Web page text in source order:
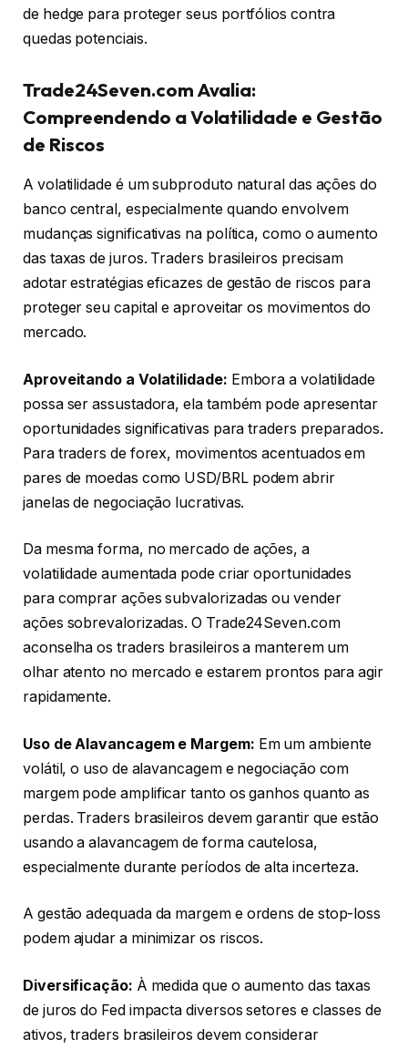
de hedge para proteger seus portfólios contra
quedas potenciais.
Trade24Seven.com Avalia:
Compreendendo a Volatilidade e Gestão
de Riscos
A volatilidade é um subproduto natural das ações do
banco central, especialmente quando envolvem
mudanças significativas na política, como o aumento
das taxas de juros. Traders brasileiros precisam
adotar estratégias eficazes de gestão de riscos para
proteger seu capital e aproveitar os movimentos do
mercado.
Aproveitando a Volatilidade: Embora a volatilidade
possa ser assustadora, ela também pode apresentar
oportunidades significativas para traders preparados.
Para traders de forex, movimentos acentuados em
pares de moedas como USD/BRL podem abrir
janelas de negociação lucrativas.
Da mesma forma, no mercado de ações, a
volatilidade aumentada pode criar oportunidades
para comprar ações subvalorizadas ou vender
ações sobrevalorizadas. O Trade24Seven.com
aconselha os traders brasileiros a manterem um
olhar atento no mercado e estarem prontos para agir
rapidamente.
Uso de Alavancagem e Margem: Em um ambiente
volátil, o uso de alavancagem e negociação com
margem pode amplificar tanto os ganhos quanto as
perdas. Traders brasileiros devem garantir que estão
usando a alavancagem de forma cautelosa,
especialmente durante períodos de alta incerteza.
A gestão adequada da margem e ordens de stop-loss
podem ajudar a minimizar os riscos.
Diversificação: À medida que o aumento das taxas
de juros do Fed impacta diversos setores e classes de
ativos, traders brasileiros devem considerar